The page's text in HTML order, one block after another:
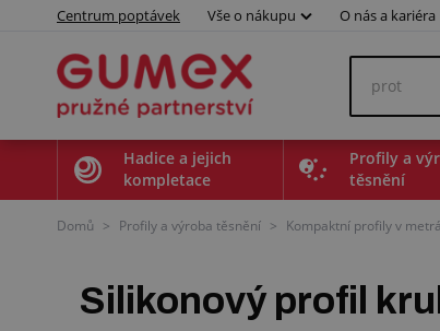
Centrum poptávek Vše o nákupu O nás a kariéra
Hadice a jejich
kompletace
Profily a
těsnění
Domů > Profily a výroba těsnění > Kompaktní profily v
Silikonový profil